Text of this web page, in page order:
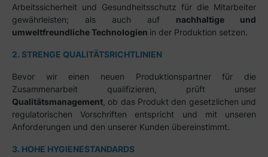
Arbeitssicherheit und Gesundheitsschutz für die Mitarbeiter
gewährleisten; als auch auf nachhaltige und
umweltfreundliche Technologien in der Produktion setzen.
2. STRENGE QUALITÄTSRICHTLINIEN
Bevor wir einen neuen Produktionspartner für die
Zusammenarbeit qualifizieren, prüft unser
Qualitätsmanagement , ob das Produkt den gesetzlichen und
regulatorischen Vorschriften entspricht und mit unseren
Anforderungen und den unserer Kunden übereinstimmt.
3. HOHE HYGIENESTANDARDS